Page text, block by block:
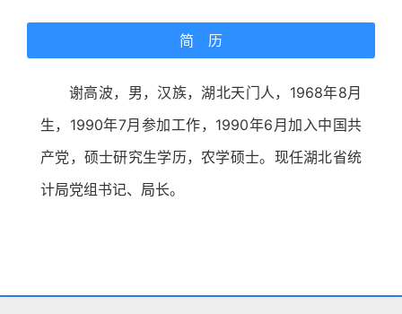
简 历
谢高波，男，汉族，湖北天门人，1968年8月
生，1990年7月参加工作，1990年6月加入中国共
产党，硕士研究生学历，农学硕士。现任湖北省统
计局党组书记、局长。